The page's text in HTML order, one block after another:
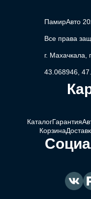
ПамирАвто
Все права
г. Махачкала,
43.068946,
КаталогГарантия
Корзина